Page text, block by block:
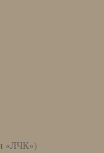
«ЛЧК»)